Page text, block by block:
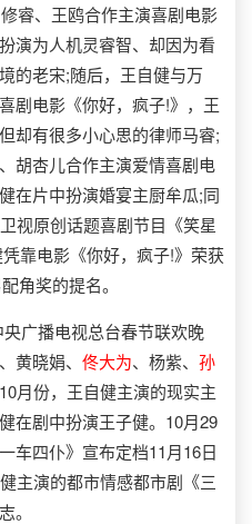
、王鸥合作主演喜剧电影
演为人机灵睿智、却因为看
的老宋;随后，王自健与万
剧电影《你好，疯子!》，王
却有很多小心思的律师马睿;
胡杏儿合作主演爱情喜剧电
在片中扮演婚宴主厨牟瓜;同
视原创话题喜剧节目《笑星
靠电影《你好，疯子!》荣获
角奖的提名。
广播电视总台春节联欢晚
黄晓娟、 佟大为、杨紫、 孙
月份，王自健主演的现实主
在剧中扮演王子健。10月29
车四仆》宣布定档11月16日
主演的都市情感都市剧《三
。